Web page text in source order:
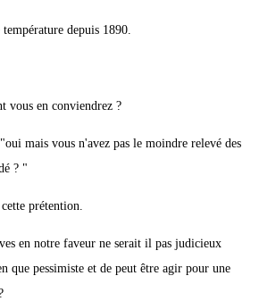
depuis 1890.
vous en conviendrez ?
mais vous n'avez pas le moindre relevé des
? "
prétention.
en notre faveur ne serait il pas judicieux
que pessimiste et de peut être agir pour une